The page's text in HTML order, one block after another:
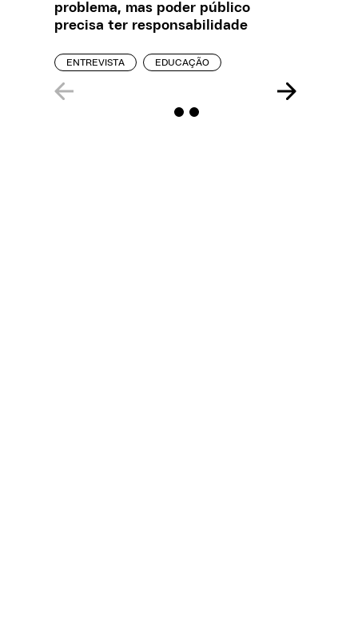
problema, mas poder público
precisa ter responsabilidade
ENTREVISTA EDUCAÇÃO